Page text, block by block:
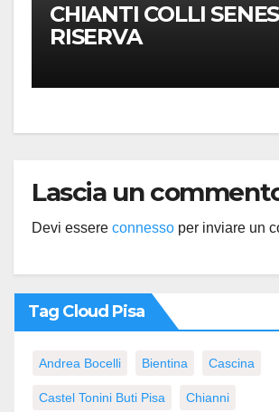
CHIANTI COLLI
RISERVA
Lascia un
Devi essere connesso per inviare un
Tag Cloud Pisa
Andrea Bocelli Bientina Cascina
Castel Tonini Buti Pisa Chianni